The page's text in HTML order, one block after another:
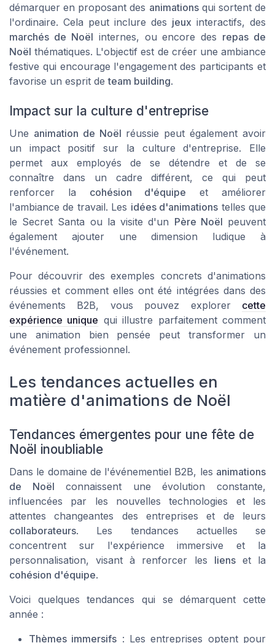
démarquer en proposant des animationsqui sortent de
l'ordinaire. Cela peut inclure des jeux interactifs, des
marchés de Noël internes, ou encore des repas de
Noël thématiques. L'objectif est de créer une ambiance
festive qui encourage l'engagement des participants et
favorise un esprit deteam building.
Impact sur la culture d'entreprise
Une animation de Noël réussie peut également avoir
un impact positif sur la culture d'entreprise. Elle
permet aux employés de se détendre et de se
connaître dans un cadre différent, ce qui peut
renforcer la cohésion d'équipe et améliorer
l'ambiance de travail. Les idées d'animations telles que
le Secret Santa ou la visite d'un Père Noël peuvent
également ajouter une dimension ludique à
l'événement.
Pour découvrir des exemples concrets d'animations
réussies et comment elles ont été intégrées dans des
événements B2B, vous pouvez explorer cette
expérience unique qui illustre parfaitement comment
une animation bien pensée peut transformer un
événement professionnel.
Les tendances actuelles en
matière d'animations de Noël
Tendances émergentes pour une fête de
Noël inoubliable
Dans le domaine de l'événementiel B2B, les animations
de Noël connaissent une évolution constante,
influencées par les nouvelles technologies et les
attentes changeantes des entreprises et de leurs
collaborateurs. Les tendances actuelles se
concentrent sur l'expérience immersive et la
personnalisation, visant à renforcer les lienset la
cohésion d'équipe.
Voici quelques tendances qui se démarquent cette
année :
Thèmes immersifs : Les entreprises optent pour